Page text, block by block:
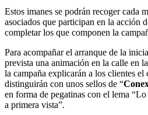
Estos imanes se podrán recoger cada
asociados que participan en la acción
completar los que componen la
Para acompañar el arranque de la
prevista una animación en la calle en
la campaña explicarán a los clientes
distinguirán con unos sellos de “
en forma de pegatinas con el lema
a primera vista”.